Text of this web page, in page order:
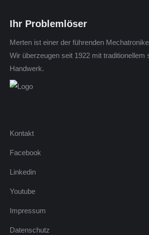
Ihr Problemlöser
Merten ist einer der führenden
Wir überzeugen seit 1922 mit traditionellem
Handwerk.
Kontakt
Facebook
Linkedin
Youtube
Impressum
Datenschutz